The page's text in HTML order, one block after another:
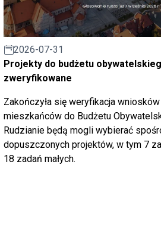
2026-07-31
Projekty do budżetu
zweryfikowane
Zakończyła się weryfikacja
mieszkańców do Budżetu
Rudzianie będą mogli wybierać
dopuszczonych projektów, w tym 7
18 zadań małych.